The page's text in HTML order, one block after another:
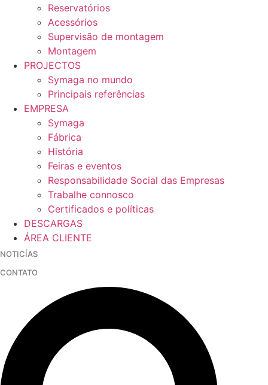
Reservatórios
Acessórios
Supervisão de montagem
Montagem
PROJECTOS
Symaga no mundo
Principais referências
EMPRESA
Symaga
Fábrica
História
Feiras e eventos
Responsabilidade Social das Empresas
Trabalhe connosco
Certificados e políticas
DESCARGAS
ÁREA CLIENTE
NOTICÍAS
CONTATO